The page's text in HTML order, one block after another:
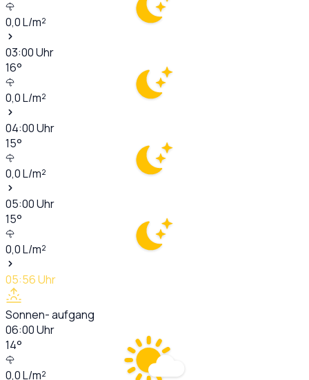
0,0L/m²
03:00Uhr
16°
0,0L/m²
04:00Uhr
15°
0,0L/m²
05:00Uhr
15°
0,0L/m²
05:56Uhr
Sonnen- aufgang
06:00Uhr
14°
0,0L/m²